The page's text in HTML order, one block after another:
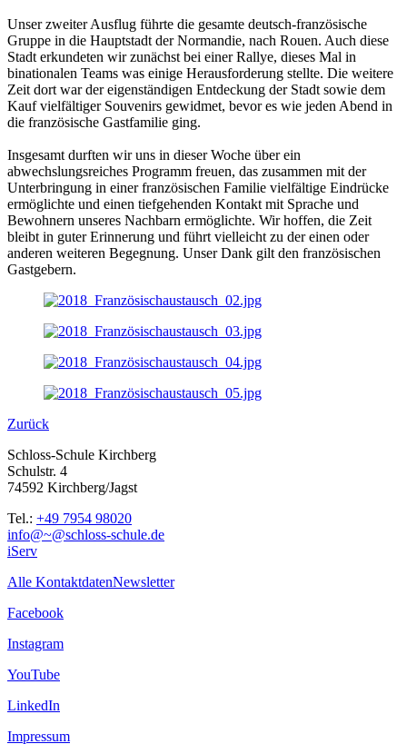
Unser zweiter Ausflug führte die gesamte deutsch-französische
Gruppe in die Hauptstadt der Normandie, nach Rouen. Auch diese
Stadt erkundeten wir zunächst bei einer Rallye, dieses Mal in
binationalen Teams was einige Herausforderung stellte. Die weitere
Zeit dort war der eigenständigen Entdeckung der Stadt sowie dem
Kauf vielfältiger Souvenirs gewidmet, bevor es wie jeden Abend in
die französische Gastfamilie ging.
Insgesamt durften wir uns in dieser Woche über ein
abwechslungsreiches Programm freuen, das zusammen mit der
Unterbringung in einer französischen Familie vielfältige Eindrücke
ermöglichte und einen tiefgehenden Kontakt mit Sprache und
Bewohnern unseres Nachbarn ermöglichte. Wir hoffen, die Zeit
bleibt in guter Erinnerung und führt vielleicht zu der einen oder
anderen weiteren Begegnung. Unser Dank gilt den französischen
Gastgebern.
Zurück
Schloss-Schule Kirchberg
Schulstr. 4
74592 Kirchberg/Jagst
Tel.: +49 7954 98020
info@~@schloss-schule.de
iServ
Alle KontaktdatenNewsletter
Facebook
Instagram
YouTube
LinkedIn
Impressum